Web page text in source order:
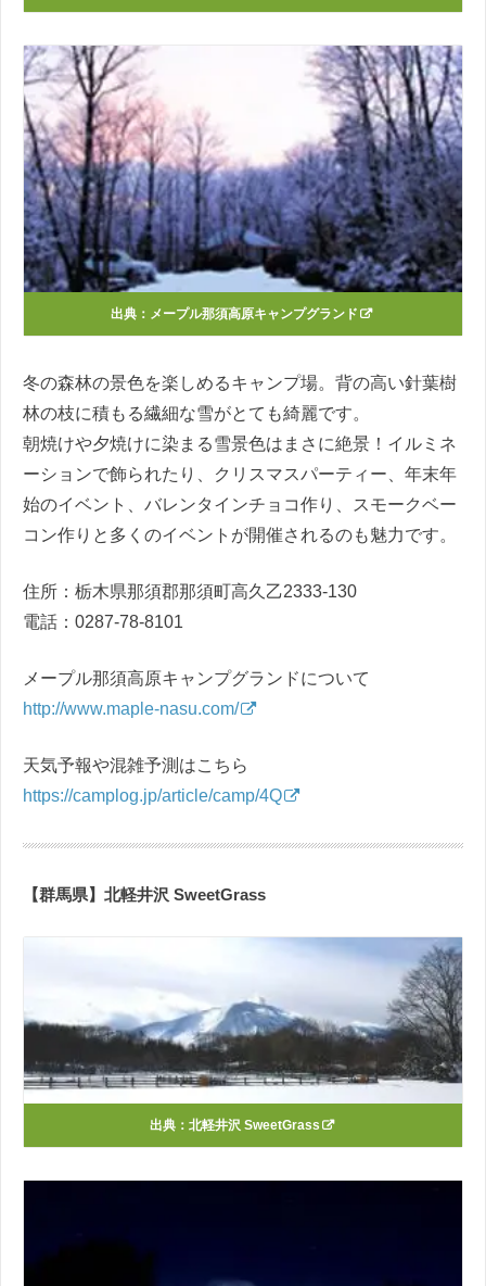
出典： メープル那須高原キャンプグランド
冬の森林の景色を楽しめるキャンプ場。背の高い針葉樹
林の枝に積もる繊細な雪がとても綺麗です。
朝焼けや夕焼けに染まる雪景色はまさに絶景！イルミネ
ーションで飾られたり、クリスマスパーティー、年末年
始のイベント、バレンタインチョコ作り、スモークベー
コン作りと多くのイベントが開催されるのも魅力です。
住所：栃木県那須郡那須町高久乙2333-130
電話：0287-78-8101
メープル那須高原キャンプグランドについて
http://www.maple-nasu.com/
天気予報や混雑予測はこちら
https://camplog.jp/article/camp/4Q
【群馬県】北軽井沢 SweetGrass
出典： 北軽井沢 SweetGrass